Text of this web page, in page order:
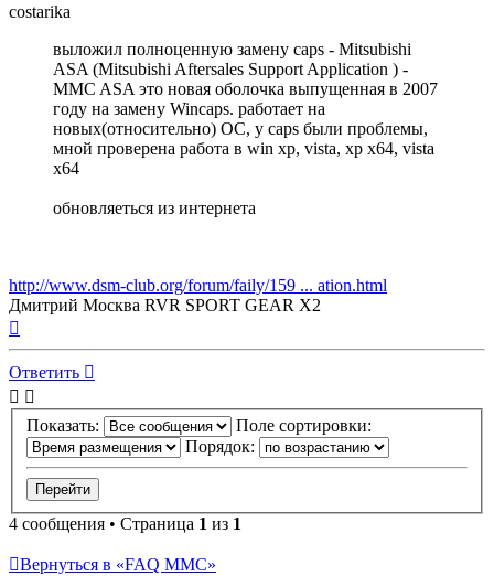
costarika
выложил полноценную замену caps - Mitsubishi
ASA (Mitsubishi Aftersales Support Application ) -
MMC ASA это новая оболочка выпущенная в 2007
году на замену Wincaps. работает на
новых(относительно) ОС, у caps были проблемы,
мной проверена работа в win xp, vista, xp x64, vista
x64
обновляеться из интернета
http://www.dsm-club.org/forum/faily/159 ... ation.html
Дмитрий Москва RVR SPORT GEAR X2
началу
Ответить
Показать:
Поле сортировки:
Порядок:
4 сообщения • Страница 1 из 1
Вернуться в «FAQ MMC»